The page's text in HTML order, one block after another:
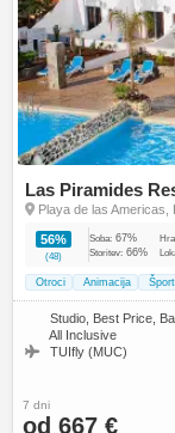
Las Piramides
Playa de las Americas,
56%
(48)
Soba: 67%
Storitev: 66%
Otroci Animacija Šport
Studio, Best Price,
All Inclusive
TUIfly (MUC)
7 dni
od 667 €